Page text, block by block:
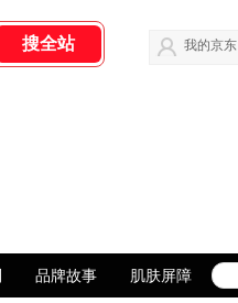
我的京东
品牌故事 肌肤屏障